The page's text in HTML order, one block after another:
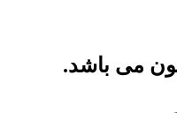
می باشد.